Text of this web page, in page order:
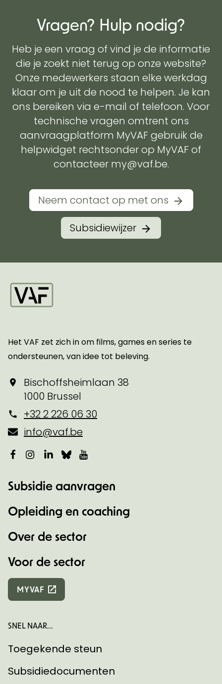
Vragen? Hulp nodig?
Heb je een vraag of vind je de informatie
die je zoekt niet terug op onze website?
Onze medewerkers staan elke werkdag
klaar om je uit de nood te helpen. Je kan
ons bereiken via e-mail of telefoon. Voor
technische vragen omtrent ons
aanvraagplatform MyVAF gebruik de
helpwidget rechtsonder op MyVAF of
contacteer my@vaf.be.
Neem contact op met ons
Subsidiewijzer
Het VAF zet zich in om films, games en series te
ondersteunen, van idee tot beleving.
Bischoffsheimlaan 38
1000 Brussel
+32 2 226 06 30
info@vaf.be
Facebook
Instagram
LinkedIn
Bluesky
Subsidie aanvragen
Opleiding en coaching
Over de sector
Voor de sector
MYVAF
SNEL NAAR...
Toegekende steun
Subsidiedocumenten